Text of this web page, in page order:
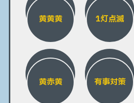
黄黄黄 1灯点滅
黄赤黄 有事対策